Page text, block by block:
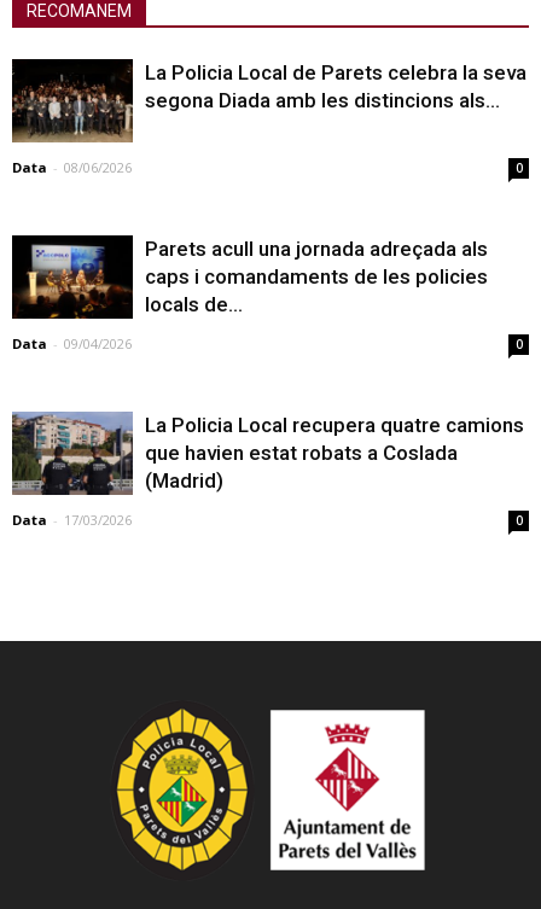
RECOMANEM
La Policia Local de Parets celebra la seva
segona Diada amb les distincions als...
Data - 08/06/2026 0
Parets acull una jornada adreçada als
caps i comandaments de les policies
locals de...
Data - 09/04/2026 0
La Policia Local recupera quatre camions
que havien estat robats a Coslada
(Madrid)
Data - 17/03/2026 0